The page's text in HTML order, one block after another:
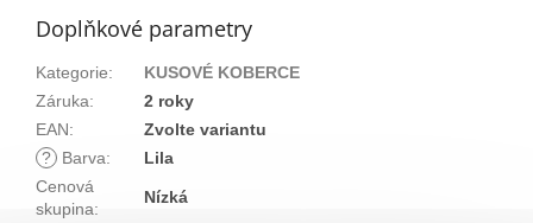
Doplňkové parametry
Kategorie:
KUSOVÉ KOBERCE
Záruka:
2 roky
EAN:
Zvolte variantu
?
Barva:
Lila
Cenová
skupina:
Nízká